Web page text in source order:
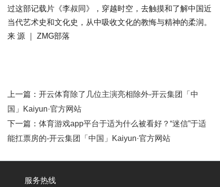
过这部记载片《李叔同》，穿越时空，去触摸和了解中国近
当代艺术史和文化史，从中吸收文化的教悔与精神的柔润。
来 源 ｜ ZMG部落
上一篇： 开云体育除了几位主演亮相除外-开云集团「中
国」Kaiyun·官方网站
下一篇： 体育游戏app平台于适为什么被看好？“迷信”于适
能扛票房的-开云集团「中国」Kaiyun·官方网站
服务热线